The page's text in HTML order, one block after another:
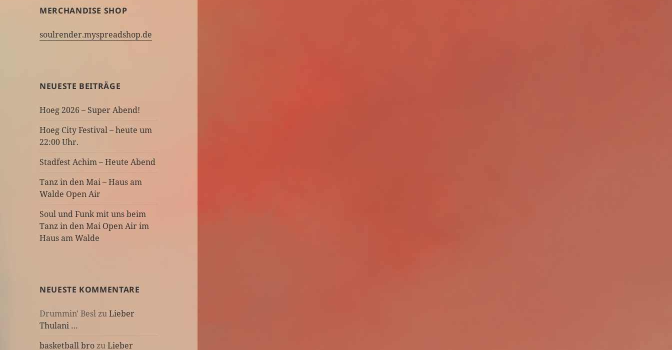
MERCHANDISE SHOP
soulrender.myspreadshop.de
NEUESTE BEITRÄGE
Hoeg 2026 – Super Abend!
Hoeg City Festival – heute um
22:00 Uhr.
Stadfest Achim – Heute Abend
Tanz in den Mai – Haus am
Walde Open Air
Soul und Funk mit uns beim
Tanz in den Mai Open Air im
Haus am Walde
NEUESTE KOMMENTARE
Drummin' BeslzuLieber
Thulani …
basketball brozuLieber